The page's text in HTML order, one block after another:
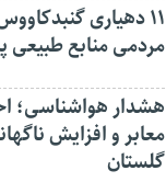
۱۱ دهیاری
مردمی منابع طبیعی
هشدار هواشناسی؛
معابر و افزایش
گلستان